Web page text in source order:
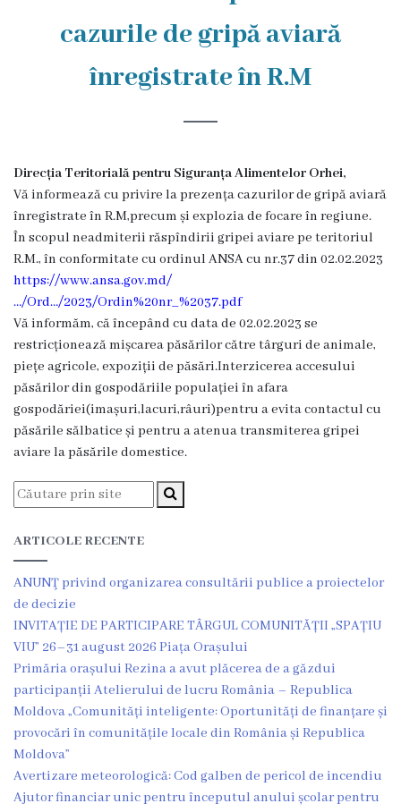
Primăria
audiență
Primarul
Aparatul
primăriei
Competențele
primarului
Dispozițiile
primarului
Plăți
salariale
Întreprinderi
subordonate
Grădinița
nr.1
,,Leagănul
copilăriei”
cazurile de gripă aviară
înregistrate în R.M
Direcția Teritorială pentru Siguranța Alimentelor Orhei,
Vă informează cu privire la prezența cazurilor de gripă aviară
înregistrate în R.M,precum și explozia de focare în regiune.
În scopul neadmiterii răspîndirii gripei aviare pe teritoriul
R.M., în conformitate cu ordinul ANSA cu nr.37 din 02.02.2023
https://www.ansa.gov.md/
…/Ord…/2023/Ordin%20nr_%2037.pdf
Vă informăm, că începând cu data de 02.02.2023 se
restricționează mișcarea păsărilor către târguri de animale,
piețe agricole, expoziții de păsări.Interzicerea accesului
păsărilor din gospodăriile populației în afara
gospodăriei(imașuri,lacuri,râuri)pentru a evita contactul cu
păsările sălbatice și pentru a atenua transmiterea gripei
aviare la păsările domestice.
ARTICOLE RECENTE
ANUNŢ privind organizarea consultării publice a proiectelor
de decizie
INVITAȚIE DE PARTICIPARE TÂRGUL COMUNITĂȚII „SPAȚIU
VIU” 26–31 august 2026 Piața Orașului
Primăria orașului Rezina a avut plăcerea de a găzdui
participanții Atelierului de lucru România – Republica
Moldova „Comunități inteligente: Oportunități de finanțare și
provocări în comunitățile locale din România și Republica
Moldova”
Avertizare meteorologică: Cod galben de pericol de incendiu
Ajutor financiar unic pentru începutul anului școlar pentru